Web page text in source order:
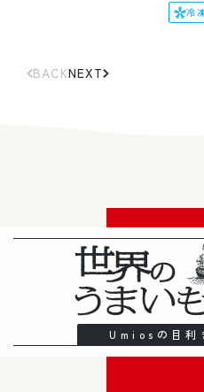
価 冷
BACKNEXT
Umiosの目利